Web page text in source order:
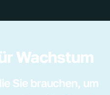
Wachstum
Sie brauchen, um